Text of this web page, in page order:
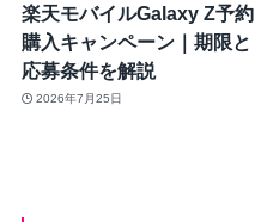
楽天モバイルGalaxy Z予約
購入キャンペーン｜期限と
応募条件を解説
2026年7月25日